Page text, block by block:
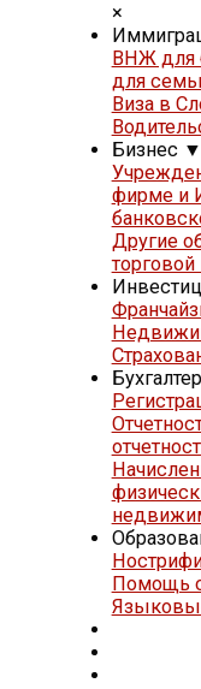
×
ВНЖ для
для
Виза в
Бизнес ▼
фирме и
Другие
Помощь